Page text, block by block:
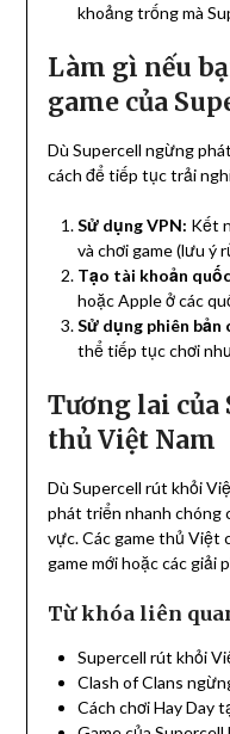
khoảng trống mà
Làm gì nếu
game của
Dù Supercell ngừng
cách để tiếp tục trải
Sử dụng VPN: Kết
và chơi game (lưu ý
Tạo tài khoản
hoặc Apple ở các
Sử dụng phiên bản
thể tiếp tục chơi
Tương lai của
thủ Việt Nam
Dù Supercell rút khỏi
phát triển nhanh chóng
vực. Các game thủ Việt
game mới hoặc các giải
Từ khóa liên
Supercell rút khỏi
Clash of Clans
Cách chơi Hay Day